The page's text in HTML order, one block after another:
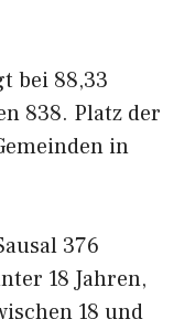
bei 88,33
838. Platz der
in
376
18 Jahren,
18 und